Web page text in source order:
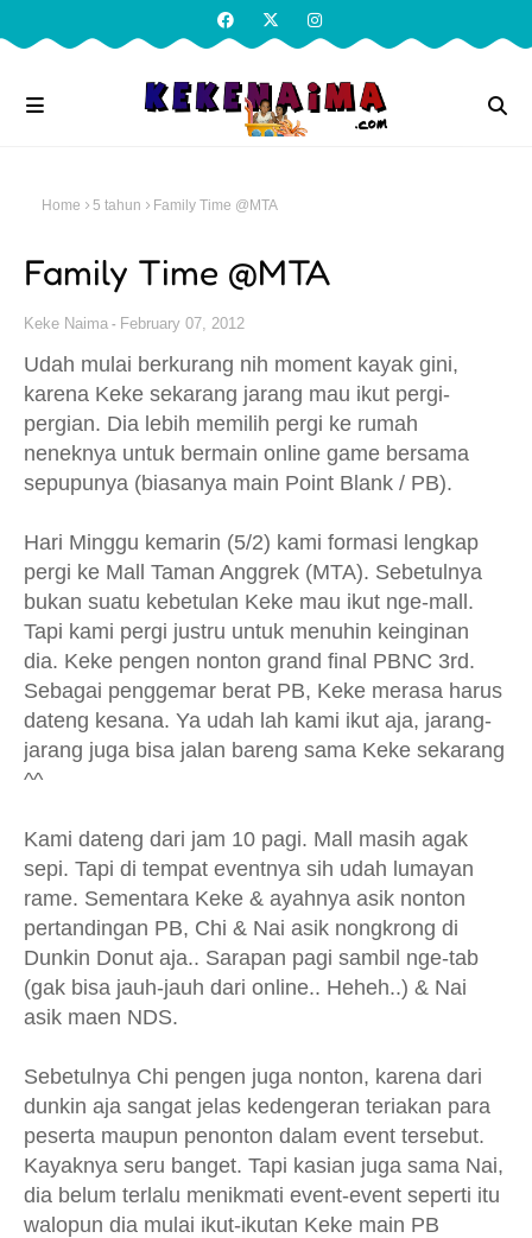
Home 5 tahun Family Time @MTA
Family Time @MTA
Keke Naima February 07, 2012
Udah mulai berkurang nih moment kayak gini,
karena Keke sekarang jarang mau ikut pergi-
pergian. Dia lebih memilih pergi ke rumah
neneknya untuk bermain online game bersama
sepupunya (biasanya main Point Blank / PB).
Hari Minggu kemarin (5/2) kami formasi lengkap
pergi ke Mall Taman Anggrek (MTA). Sebetulnya
bukan suatu kebetulan Keke mau ikut nge-mall.
Tapi kami pergi justru untuk menuhin keinginan
dia. Keke pengen nonton grand final PBNC 3rd.
Sebagai penggemar berat PB, Keke merasa harus
dateng kesana. Ya udah lah kami ikut aja, jarang-
jarang juga bisa jalan bareng sama Keke sekarang
^^
Kami dateng dari jam 10 pagi. Mall masih agak
sepi. Tapi di tempat eventnya sih udah lumayan
rame. Sementara Keke & ayahnya asik nonton
pertandingan PB, Chi & Nai asik nongkrong di
Dunkin Donut aja.. Sarapan pagi sambil nge-tab
(gak bisa jauh-jauh dari online.. Heheh..) & Nai
asik maen NDS.
Sebetulnya Chi pengen juga nonton, karena dari
dunkin aja sangat jelas kedengeran teriakan para
peserta maupun penonton dalam event tersebut.
Kayaknya seru banget. Tapi kasian juga sama Nai,
dia belum terlalu menikmati event-event seperti itu
walopun dia mulai ikut-ikutan Keke main PB